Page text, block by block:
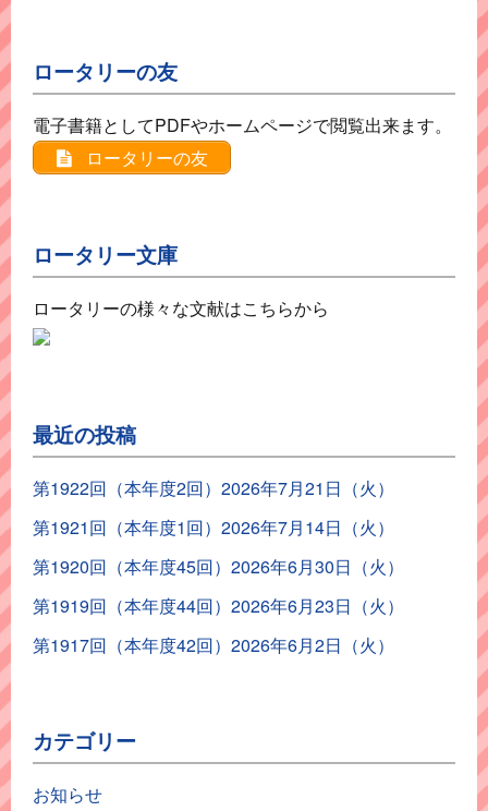
ロータリーの友
電子書籍としてPDFやホームページで閲覧出来ます。
ロータリーの友
ロータリー文庫
ロータリーの様々な文献はこちらから
最近の投稿
第1922回（本年度2回）2026年7月21日（火）
第1921回（本年度1回）2026年7月14日（火）
第1920回（本年度45回）2026年6月30日（火）
第1919回（本年度44回）2026年6月23日（火）
第1917回（本年度42回）2026年6月2日（火）
カテゴリー
お知らせ